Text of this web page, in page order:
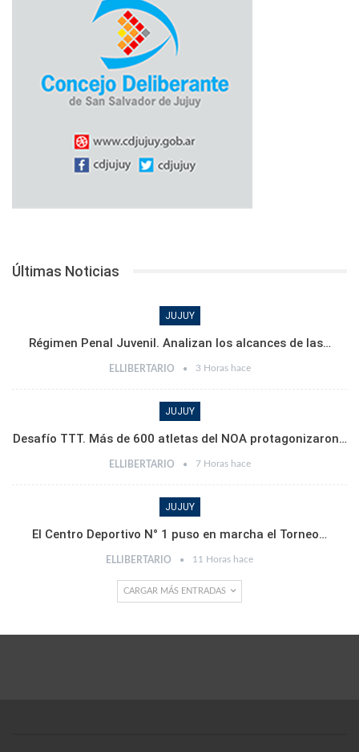
Últimas Noticias
JUJUY
Régimen Penal Juvenil. Analizan los alcances de las…
ELLIBERTARIO 3 Horas hace
JUJUY
Desafío TTT. Más de 600 atletas del NOA protagonizaron…
ELLIBERTARIO 7 Horas hace
JUJUY
El Centro Deportivo N° 1 puso en marcha el Torneo…
ELLIBERTARIO 11 Horas hace
CARGAR MÁS ENTRADAS